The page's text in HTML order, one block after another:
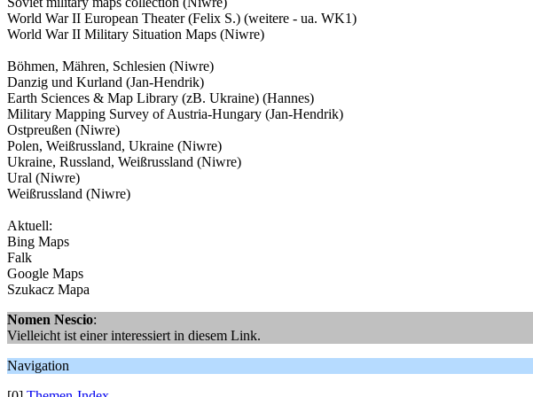
World War II European Theater (Felix S.) (weitere - ua. WK1)
World War II Military Situation Maps (Niwre)
Böhmen, Mähren, Schlesien (Niwre)
Danzig und Kurland (Jan-Hendrik)
Earth Sciences & Map Library (zB. Ukraine) (Hannes)
Military Mapping Survey of Austria-Hungary (Jan-Hendrik)
Ostpreußen (Niwre)
Polen, Weißrussland, Ukraine (Niwre)
Ukraine, Russland, Weißrussland (Niwre)
Ural (Niwre)
Weißrussland (Niwre)
Aktuell:
Bing Maps
Falk
Google Maps
Szukacz Mapa
Nomen Nescio:
Vielleicht ist einer interessiert in diesem Link.
Navigation